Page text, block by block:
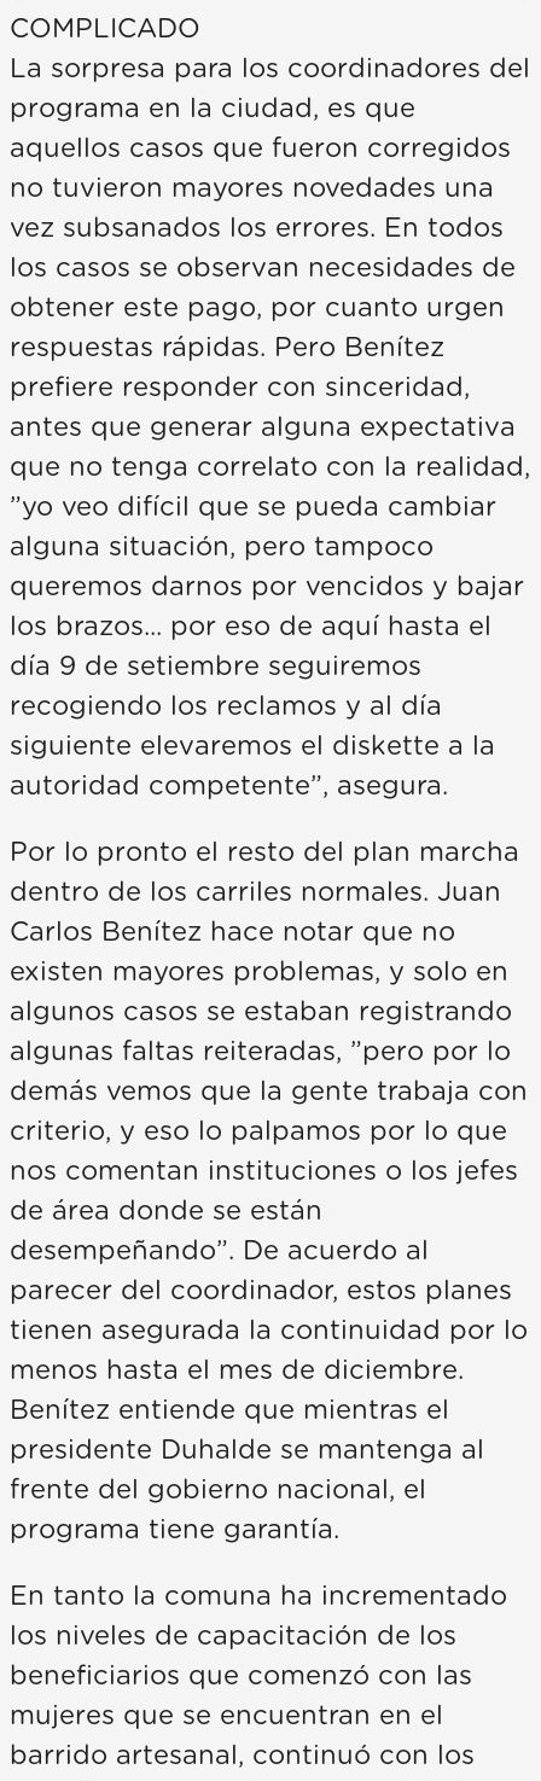
COMPLICADO
La sorpresa para los coordinadores del
programa en la ciudad, es que
aquellos casos que fueron corregidos
no tuvieron mayores novedades una
vez subsanados los errores. En todos
los casos se observan necesidades de
obtener este pago, por cuanto urgen
respuestas rápidas. Pero Benítez
prefiere responder con sinceridad,
antes que generar alguna expectativa
que no tenga correlato con la realidad,
”yo veo difícil que se pueda cambiar
alguna situación, pero tampoco
queremos darnos por vencidos y bajar
los brazos... por eso de aquí hasta el
día 9 de setiembre seguiremos
recogiendo los reclamos y al día
siguiente elevaremos el diskette a la
autoridad competente”, asegura.
Por lo pronto el resto del plan marcha
dentro de los carriles normales. Juan
Carlos Benítez hace notar que no
existen mayores problemas, y solo en
algunos casos se estaban registrando
algunas faltas reiteradas, ”pero por lo
demás vemos que la gente trabaja con
criterio, y eso lo palpamos por lo que
nos comentan instituciones o los jefes
de área donde se están
desempeñando”. De acuerdo al
parecer del coordinador, estos planes
tienen asegurada la continuidad por lo
menos hasta el mes de diciembre.
Benítez entiende que mientras el
presidente Duhalde se mantenga al
frente del gobierno nacional, el
programa tiene garantía.
En tanto la comuna ha incrementado
los niveles de capacitación de los
beneficiarios que comenzó con las
mujeres que se encuentran en el
barrido artesanal, continuó con los